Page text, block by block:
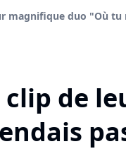
magnifique duo "Où tu
de